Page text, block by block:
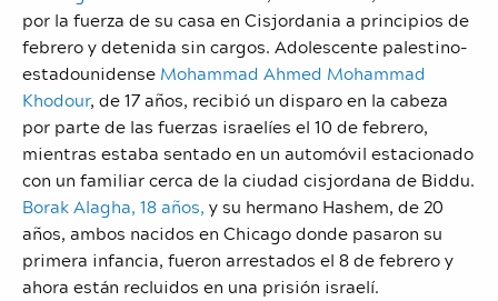
por la fuerza de su casa en Cisjordania a principios de
febrero y detenida sin cargos. Adolescente palestino-
estadounidense Mohammad Ahmed Mohammad
Khodour, de 17 años, recibió un disparo en la cabeza
por parte de las fuerzas israelíes el 10 de febrero,
mientras estaba sentado en un automóvil estacionado
con un familiar cerca de la ciudad cisjordana de Biddu.
Borak Alagha, 18 años, y su hermano Hashem, de 20
años, ambos nacidos en Chicago donde pasaron su
primera infancia, fueron arrestados el 8 de febrero y
ahora están recluidos en una prisión israelí.